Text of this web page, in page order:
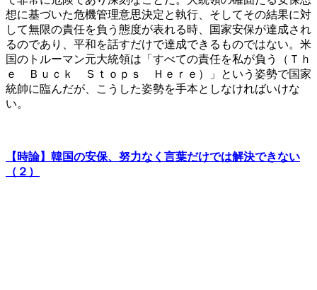
想に基づいた危機管理意思決定と執行、そしてその結果に対
して無限の責任を負う態度が表れる時、国家安保が達成され
るのであり、平和を話すだけで達成できるものではない。米
国のトルーマン元大統領は「すべての責任を私が負う（Ｔｈ
ｅ Ｂｕｃｋ Ｓｔｏｐｓ Ｈｅｒｅ）」という姿勢で国家
統帥に臨んだが、こうした姿勢を手本としなければいけな
い。
【時論】韓国の安保、努力なく言葉だけでは解決できない
（２）